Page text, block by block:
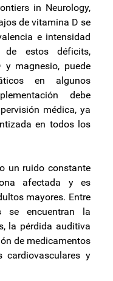
in Neurology,
de vitamina D se
e intensidad
estos déficits,
y magnesio, puede
en algunos
debe
médica, ya
en todos los
un ruido constante
afectada y es
mayores. Entre
se encuentran la
la pérdida auditiva
de medicamentos
cardiovasculares y